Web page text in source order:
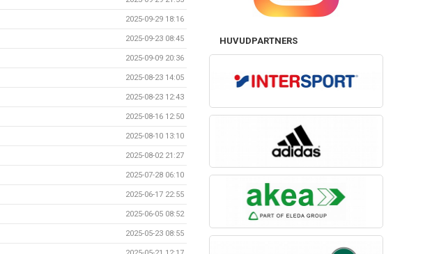
2025-09-29 18:16
2025-09-23 08:45
2025-09-09 20:36
2025-08-23 14:05
2025-08-23 12:43
2025-08-16 12:50
2025-08-10 13:10
2025-08-02 21:27
2025-07-28 06:10
2025-06-17 22:55
2025-06-05 08:52
2025-05-23 08:55
HUVUDPARTNERS